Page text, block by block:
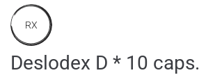
RX
Deslodex D * 10 caps.